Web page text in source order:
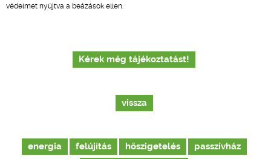
védelmet nyújtva a beázások ellen.
Kérek még tájékoztatást!
vissza
energia felújítás hőszigetelés passzívház